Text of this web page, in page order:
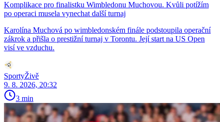
Komplikace pro finalistku Wimbledonu Muchovou. Kvůli potížím
po operaci musela vynechat další turnaj
Karolína Muchová po wimbledonském finále podstoupila operační
zákrok a přišla o prestižní turnaj v Torontu. Její start na US Open
visí ve vzduchu.
SportyŽivě
9. 8. 2026, 20:32
3 min